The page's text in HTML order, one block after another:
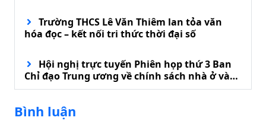
Trường THCS Lê Văn Thiêm lan tỏa văn
hóa đọc – kết nối tri thức thời đại số
Hội nghị trực tuyến Phiên họp thứ 3 Ban
Chỉ đạo Trung ương về chính sách nhà ở và
phát triển thị trường bất động sản
Bình luận